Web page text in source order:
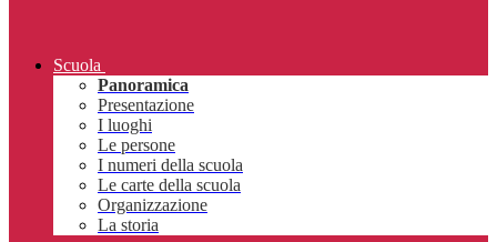
Scuola
Panoramica
Presentazione
I luoghi
Le persone
I numeri della scuola
Le carte della scuola
Organizzazione
La storia